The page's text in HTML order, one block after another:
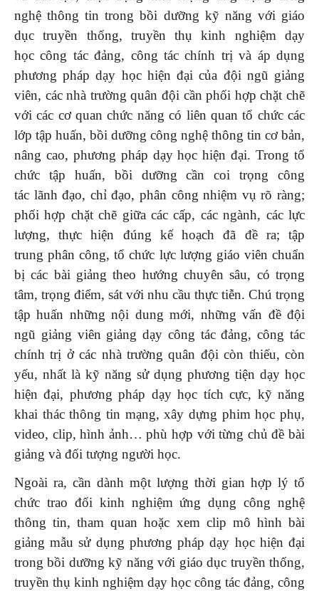
nghệ thông tin trong bồi dưỡng kỹ năng với giáo
dục truyền thống, truyền thụ kinh nghiệm dạy
học công tác đảng, công tác chính trị và áp dụng
phương pháp dạy học hiện đại của đội ngũ giảng
viên, các nhà trường quân đội cần phối hợp chặt chẽ
với các cơ quan chức năng có liên quan tổ chức các
lớp tập huấn, bồi dưỡng công nghệ thông tin cơ bản,
nâng cao, phương pháp dạy học hiện đại. Trong tổ
chức tập huấn, bồi dưỡng cần coi trọng công
tác lãnh đạo, chỉ đạo, phân công nhiệm vụ rõ ràng;
phối hợp chặt chẽ giữa các cấp, các ngành, các lực
lượng, thực hiện đúng kế hoạch đã đề ra; tập
trung phân công, tổ chức lực lượng giáo viên chuẩn
bị các bài giảng theo hướng chuyên sâu, có trọng
tâm, trọng điểm, sát với nhu cầu thực tiễn. Chú trọng
tập huấn những nội dung mới, những vấn đề đội
ngũ giảng viên giảng dạy công tác đảng, công tác
chính trị ở các nhà trường quân đội còn thiếu, còn
yếu, nhất là kỹ năng sử dụng phương tiện dạy học
hiện đại, phương pháp dạy học tích cực, kỹ năng
khai thác thông tin mạng, xây dựng phim học phụ,
video, clip, hình ảnh… phù hợp với từng chủ đề bài
giảng và đối tượng người học.
Ngoài ra, cần dành một lượng thời gian hợp lý tổ
chức trao đổi kinh nghiệm ứng dụng công nghệ
thông tin, tham quan hoặc xem clip mô hình bài
giảng mẫu sử dụng phương pháp dạy học hiện đại
trong bồi dưỡng kỹ năng với giáo dục truyền thống,
truyền thụ kinh nghiệm dạy học công tác đảng, công